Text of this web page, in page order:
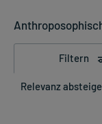
Filtern
Relevanz